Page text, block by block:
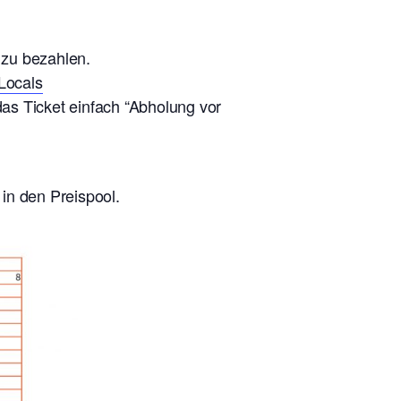
bezahlen.
Ticket einfach “Abholung vor
den Preispool.